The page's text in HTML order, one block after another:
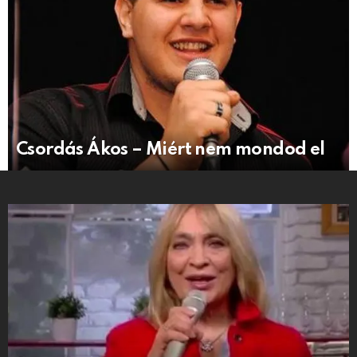
Csordás Ákos – Miért nem mondod el